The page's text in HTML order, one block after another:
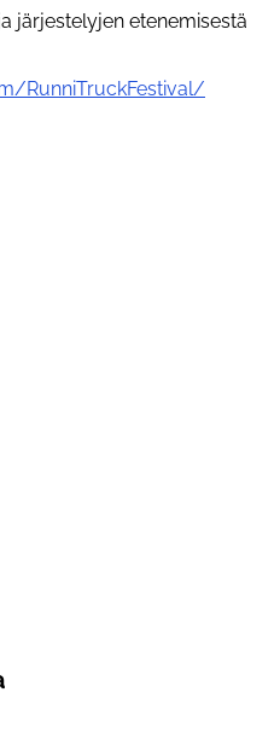
järjestelyjen etenemisestä
RunniTruckFestival/